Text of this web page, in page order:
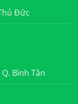
Đức
Bình Tân